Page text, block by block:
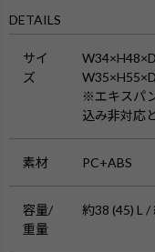
DETAILS
サイ
ズ
※エキスパ
込み非対応
素材 PC+ABS
容量/
重量
約38 (45) L /